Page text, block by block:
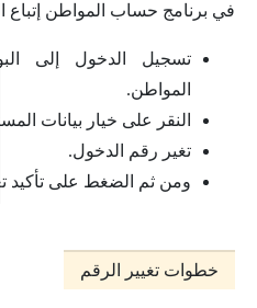
في برنامج حساب المواطن إتباع
تسجيل الدخول إلى
المواطن.
النقر على خيار بيانات
تغير رقم الدخول.
ومن ثم الضغط على تأكيد
خطوات تغيير الرقم